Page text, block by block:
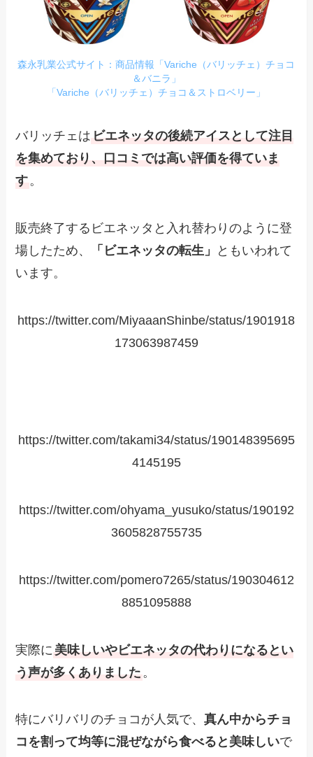
森永乳業公式サイト：商品情報「Variche（バリッチェ）チョコ
＆バニラ」
「Variche（バリッチェ）チョコ＆ストロベリー」
バリッチェは ビエネッタの後続アイスとして注目
を集めており、口コミでは高い評価を得ていま
す 。
販売終了するビエネッタと入れ替わりのように登
場したため、
「ビエネッタの転生」
ともいわれて
います。
https://twitter.com/MiyaaanShinbe/status/1901918
173063987459
https://twitter.com/takami34/status/190148395695
4145195
https://twitter.com/ohyama_yusuko/status/190192
3605828755735
https://twitter.com/pomero7265/status/190304612
8851095888
実際に 美味しいやビエネッタの代わりになるとい
う声が多くありました 。
特にバリバリのチョコが人気で、真ん中からチョ
コを割って均等に混ぜながら食べると美味しいで